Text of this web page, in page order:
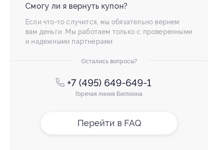
Смогу ли я вернуть купон?
Если что-то случится, мы обязательно вернем
вам деньги. Мы работаем только с проверенными
и надежными партнерами
Остались вопросы?
+7 (495) 649-649-1
Горячая линия Биглиона
Перейти в FAQ